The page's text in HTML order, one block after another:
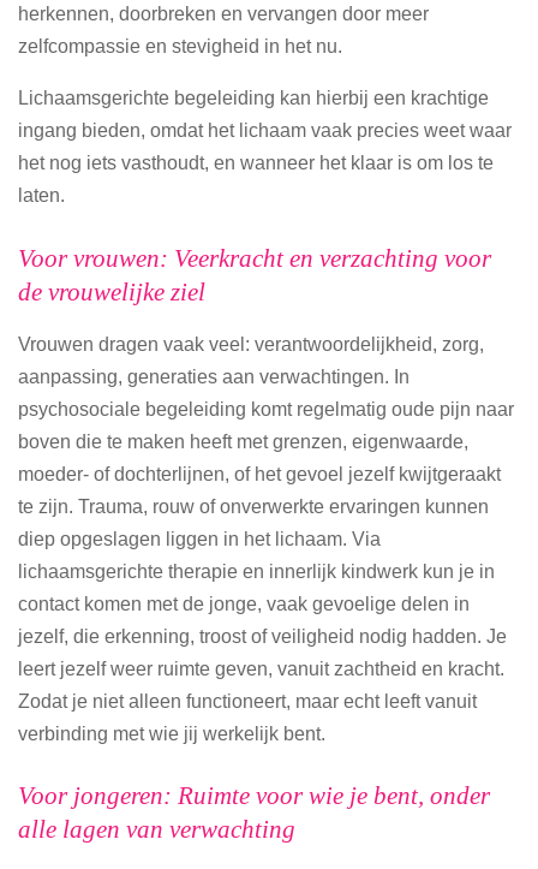
herkennen, doorbreken en vervangen door meer
zelfcompassie en stevigheid in het nu.
Lichaamsgerichte begeleiding kan hierbij een krachtige
ingang bieden, omdat het lichaam vaak precies weet waar
het nog iets vasthoudt, en wanneer het klaar is om los te
laten.
Voor vrouwen: Veerkracht en verzachting voor
de vrouwelijke ziel
Vrouwen dragen vaak veel: verantwoordelijkheid, zorg,
aanpassing, generaties aan verwachtingen. In
psychosociale begeleiding komt regelmatig oude pijn naar
boven die te maken heeft met grenzen, eigenwaarde,
moeder- of dochterlijnen, of het gevoel jezelf kwijtgeraakt
te zijn. Trauma, rouw of onverwerkte ervaringen kunnen
diep opgeslagen liggen in het lichaam. Via
lichaamsgerichte therapie en innerlijk kindwerk kun je in
contact komen met de jonge, vaak gevoelige delen in
jezelf, die erkenning, troost of veiligheid nodig hadden. Je
leert jezelf weer ruimte geven, vanuit zachtheid en kracht.
Zodat je niet alleen functioneert, maar echt leeft vanuit
verbinding met wie jij werkelijk bent.
Voor jongeren: Ruimte voor wie je bent, onder
alle lagen van verwachting